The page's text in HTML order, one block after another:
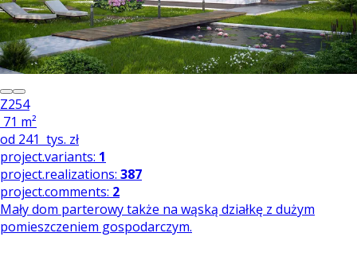
Z254
71 m²
od 241 tys. zł
project.variants: 1
project.realizations: 387
project.comments: 2
Mały dom parterowy także na wąską działkę z dużym
pomieszczeniem gospodarczym.